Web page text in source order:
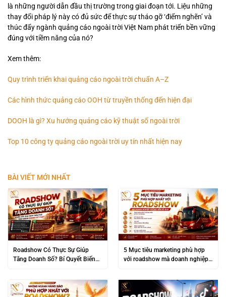
là những người dẫn đầu thị trường trong giai đoạn tới. Liệu những
thay đổi pháp lý này có đủ sức để thực sự tháo gỡ ‘điểm nghẽn’ và
thúc đẩy ngành quảng cáo ngoài trời Việt Nam phát triển bền vững
đúng với tiềm năng của nó?
Xem thêm:
Quy trình triển khai quảng cáo ngoài trời chuẩn A–Z
Các hình thức quảng cáo OOH từ truyền thống đến hiện đại
DOOH là gì? Xu hướng quảng cáo kỹ thuật số ngoài trời
Top 10 công ty quảng cáo ngoài trời uy tín nhất hiện nay
BÀI VIẾT MỚI NHẤT
Roadshow Có Thực Sự Giúp
Tăng Doanh Số? Bí Quyết Biến
5 Mục tiêu marketing phù hợp
với roadshow mà doanh nghiệp